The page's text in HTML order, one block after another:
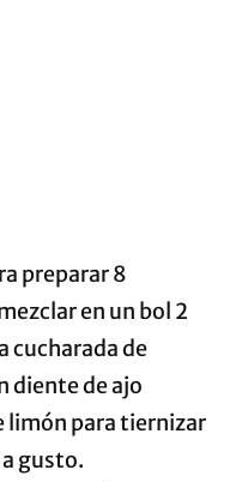
preparar 8
en un bol 2
cucharada de
diente de ajo
limón para tiernizar
gusto.